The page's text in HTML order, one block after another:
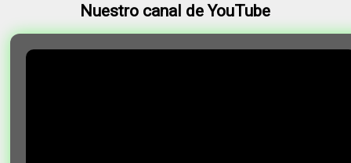
Nuestro canal de YouTube